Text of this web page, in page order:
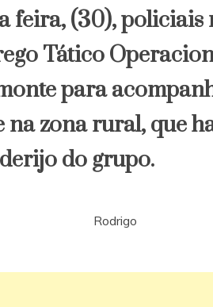
feira, (30),
Tático
para
na zona rural, que
do grupo.
Rodrigo